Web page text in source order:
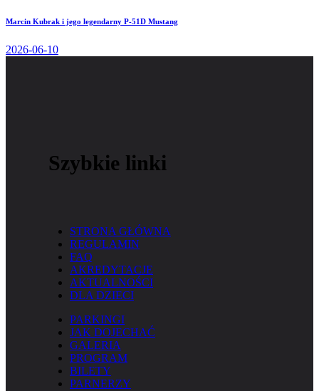
Marcin Kubrak i jego legendarny P-51D Mustang
2026-06-10
Szybkie linki
STRONA GŁÓWNA
REGULAMIN
FAQ
AKREDYTACJE
AKTUALNOŚCI
DLA DZIECI
PARKINGI
JAK DOJECHAĆ
GALERIA
PROGRAM
BILETY
PARNERZY